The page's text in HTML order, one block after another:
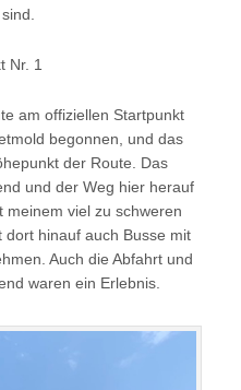
Nr. 1
am offiziellen Startpunkt
begonnen, und das
der Route. Das
und der Weg hier herauf
meinem viel zu schweren
hinauf auch Busse mit
Auch die Abfahrt und
waren ein Erlebnis.